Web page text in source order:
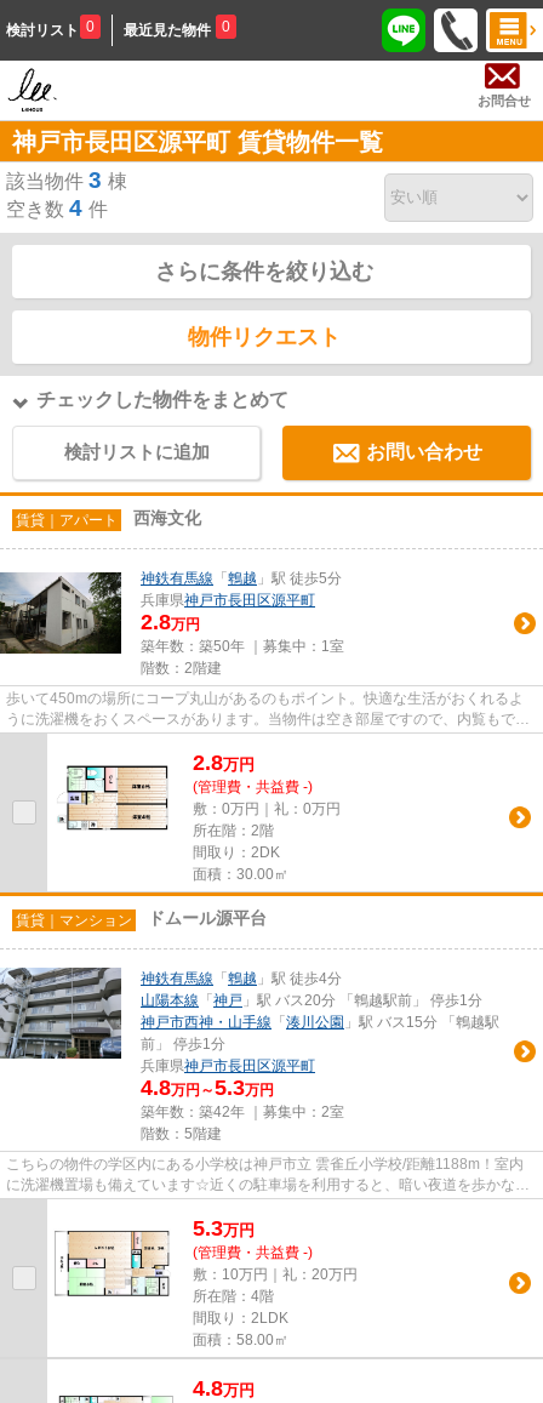
検討リスト 0 最近見た物件 0
お問合せ
神戸市長田区源平町 賃貸物件一覧
該当物件 3 棟
空き数 4 件
さらに条件を絞り込む
物件リクエスト
チェックした物件をまとめて
検討リストに追加 お問い合わせ
賃貸｜アパート 西海文化
神鉄有馬線 「 鵯越 」駅 徒歩5分
兵庫県神戸市長田区源平町
2.8万円
築年数：築50年 ｜募集中： 1室
階数：2階建
歩いて450mの場所にコープ丸山があるのもポイント。快適な生活がおくれるよ
うに洗濯機をおくスペースがあります。当物件は空き部屋ですので、内覧もでき
2.8万円
(管理費・共益費 -)
敷：0万円｜礼：0万円
所在階：2階
間取り：2DK
面積：30.00㎡
賃貸｜マンション ドムール源平台
神鉄有馬線 「 鵯越 」駅 徒歩4分
山陽本線 「 神戸 」駅 バス20分 「鵯越駅前」 停歩1分
神戸市西神・山手線 「 湊川公園 」駅 バス15分 「鵯越駅
前」 停歩1分
兵庫県神戸市長田区源平町
4.8万円～5.3万円
築年数：築42年 ｜募集中： 2室
階数：5階建
こちらの物件の学区内にある小学校は神戸市立 雲雀丘小学校/距離1188m！室内
に洗濯機置場も備えています☆近くの駐車場を利用すると、暗い夜道を歩かなく
5.3万円
(管理費・共益費 -)
敷：10万円｜礼：20万円
所在階：4階
間取り：2LDK
面積：58.00㎡
4.8万円